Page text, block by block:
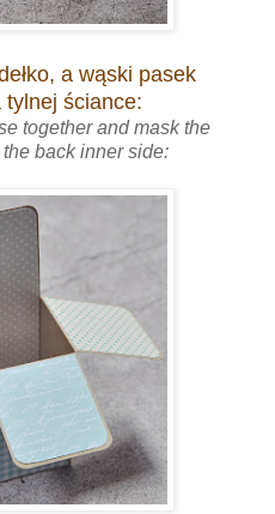
a wąski pasek
ściance:
together and mask the
back inner side: